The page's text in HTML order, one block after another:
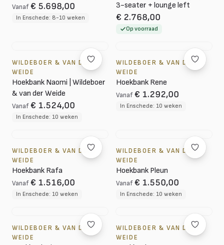
Vanaf € 5.698,00
In Enschede: 8-10 weken
3-seater + lounge left
€ 2.768,00
Op voorraad
WILDEBOER & VAN DER
WEIDE
Hoekbank Naomi | Wildeboer
& van der Weide
Vanaf € 1.524,00
In Enschede: 10 weken
WILDEBOER & VAN DER
WEIDE
Hoekbank Rene
Vanaf € 1.292,00
In Enschede: 10 weken
WILDEBOER & VAN DER
WEIDE
Hoekbank Rafa
Vanaf € 1.516,00
In Enschede: 10 weken
WILDEBOER & VAN DER
WEIDE
Hoekbank Pleun
Vanaf € 1.550,00
In Enschede: 10 weken
WILDEBOER & VAN DER
WEIDE
WILDEBOER & VAN DER
WEIDE